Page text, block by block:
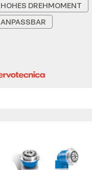
HOHES DREHMOMENT
ANPASSBAR